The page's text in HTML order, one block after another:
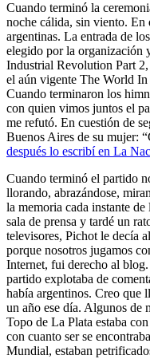
Cuando terminó la
noche cálida, sin viento. En
argentinas. La entrada de
elegido por la organización
Industrial Revolution Part
el aún vigente The World
Cuando terminaron los
con quien vimos juntos el
me refutó. En cuestión de
Buenos Aires de su mujer:
después lo escribí en La
Cuando terminó el partido
llorando, abrazándose,
la memoria cada instante
sala de prensa y tardé un
televisores, Pichot le decía
porque nosotros jugamos
Internet, fui derecho al
partido explotaba de
había argentinos. Creo que
un año ese día. Algunos de
Topo de La Plata estaba
con cuanto ser se
Mundial, estaban